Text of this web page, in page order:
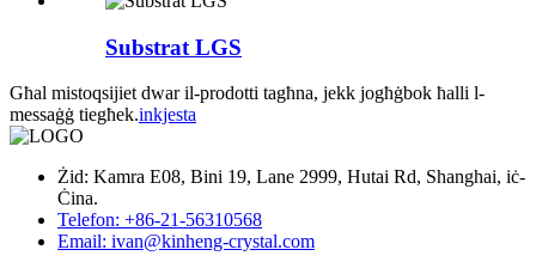
Substrat LGS
Għal mistoqsijiet dwar il-prodotti tagħna, jekk jogħġbok ħalli l-
messaġġ tiegħek.inkjesta
Żid: Kamra E08, Bini 19, Lane 2999, Hutai Rd, Shanghai, iċ-
Ċina.
Telefon: +86-21-56310568
Email: ivan@kinheng-crystal.com